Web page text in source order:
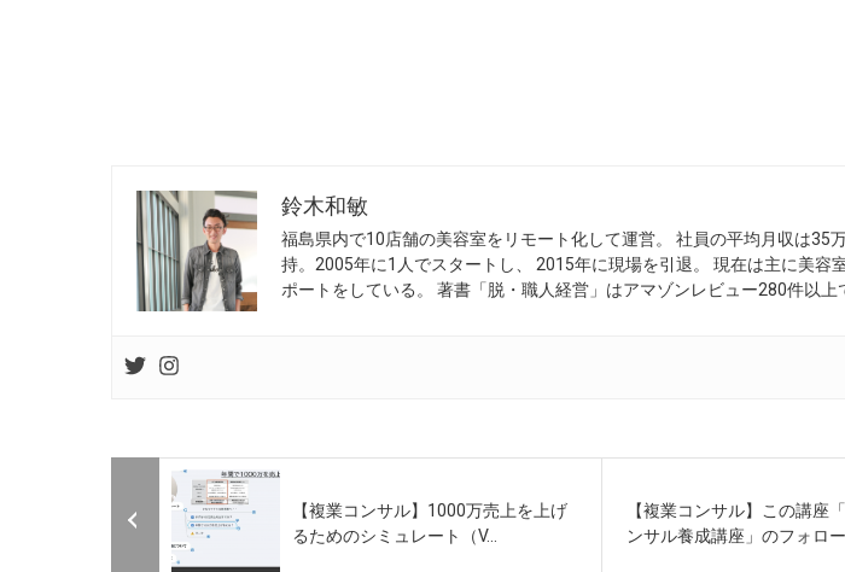
鈴木和敏
福島県内で10店舗の美容室をリモート化して運営。 社員の平均月収は35
持。2005年に1人でスタートし、 2015年に現場を引退。 現在は主に美容
ポートをしている。 著書「脱・職人経営」はアマゾンレビュー280件以上
【複業コンサル】1000万売上を上げ
るためのシミュレート（V...
【複業コンサル】この講座
ンサル養成講座」のフォロー